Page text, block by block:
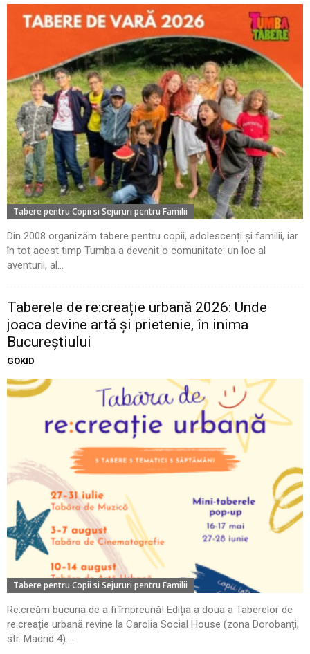
Tabere pentru Copii si Sejururi pentru Familii
Din 2008 organizăm tabere pentru copii, adolescenți și familii, iar
în tot acest timp Tumba a devenit o comunitate: un loc al
aventurii, al...
Taberele de re:creație urbană 2026: Unde
joaca devine artă și prietenie, în inima
Bucureștiului
GOKID
Tabere pentru Copii si Sejururi pentru Familii
Re:creăm bucuria de a fi împreună! Ediția a doua a Taberelor de
re:creație urbană revine la Carolia Social House (zona Dorobanți,
str. Madrid 4)....